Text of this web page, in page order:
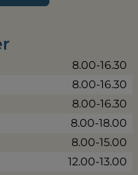
8.00-16.30
8.00-16.30
8.00-16.30
8.00-18.00
8.00-15.00
12.00-13.00